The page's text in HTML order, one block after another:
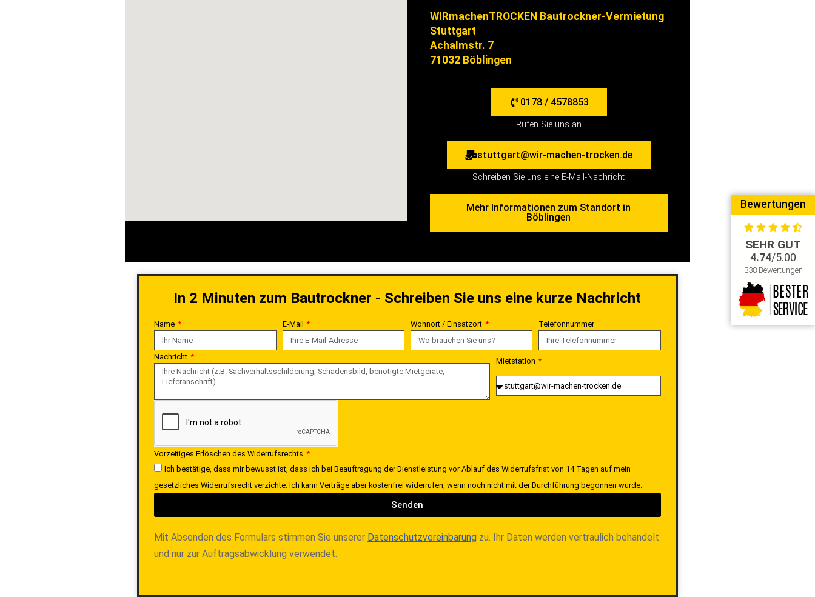
WIRmachenTROCKEN Bautrockner-Vermietung
Stuttgart
Achalmstr. 7
71032 Böblingen
0178 / 4578853
Rufen Sie uns an
stuttgart@wir-machen-trocken.de
Schreiben Sie uns eine E-Mail-Nachricht
Mehr Informationen zum Standort in
Böblingen
In 2 Minuten zum Bautrockner - Schreiben Sie uns eine kurze Nachricht
Name E-Mail Wohnort / Einsatzort Telefonnummer
Nachricht Mietstation
Vorzeitiges Erlöschen des Widerrufsrechts
Ich bestätige, dass mir bewusst ist, dass ich bei Beauftragung der Dienstleistung vor Ablauf des Widerrufsfrist von 14 Tagen auf mein
gesetzliches Widerrufsrecht verzichte. Ich kann Verträge aber kostenfrei widerrufen, wenn noch nicht mit der Durchführung begonnen wurde.
Senden
Mit Absenden des Formulars stimmen Sie unserer Datenschutzvereinbarung zu. Ihr Daten werden vertraulich behandelt
und nur zur Auftragsabwicklung verwendet.
Bewertungen
SEHR GUT
4.74/5.00
338 Bewertungen